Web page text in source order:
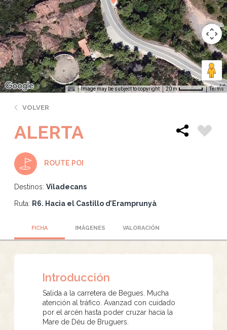
Image may be subject to copyright 20 m Terms
VOLVER
ALERTA
ROUTE POI
Destinos: Viladecans
Ruta: R6. Hacia el Castillo d’Eramprunyà
FICHA IMÁGENES VALORACIÓN
Introducción
Salida a la carretera de Begues. Mucha
atención al tráfico. Avanzad con cuidado
por el arcén hasta poder cruzar hacia la
Mare de Déu de Bruguers.